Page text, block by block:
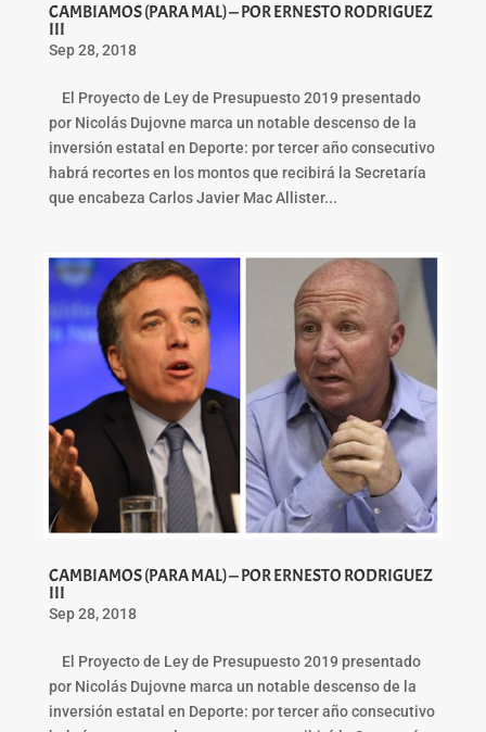
CAMBIAMOS (PARA MAL) — POR ERNESTO RODRIGUEZ
III
Sep 28, 2018
El Proyecto de Ley de Presupuesto 2019 presentado
por Nicolás Dujovne marca un notable descenso de la
inversión estatal en Deporte: por tercer año consecutivo
habrá recortes en los montos que recibirá la Secretaría
que encabeza Carlos Javier Mac Allister...
CAMBIAMOS (PARA MAL) — POR ERNESTO RODRIGUEZ
III
Sep 28, 2018
El Proyecto de Ley de Presupuesto 2019 presentado
por Nicolás Dujovne marca un notable descenso de la
inversión estatal en Deporte: por tercer año consecutivo